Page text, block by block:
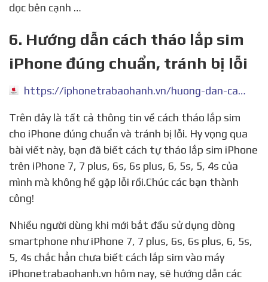
dọc bên cạnh …
6. Hướng dẫn cách tháo lắp sim
iPhone đúng chuẩn, tránh bị lỗi
https://iphonetrabaohanh.vn/huong-dan-cach-thao-lap-sim/
Trên đây là tất cả thông tin về cách tháo lắp sim
cho iPhone đúng chuẩn và tránh bị lỗi. Hy vọng qua
bài viết này, bạn đã biết cách tự tháo lắp sim iPhone
trên iPhone 7, 7 plus, 6s, 6s plus, 6, 5s, 5, 4s của
mình mà không hề gặp lỗi rồi.Chúc các bạn thành
công!
Nhiều người dùng khi mới bắt đầu sử dụng dòng
smartphone như iPhone 7, 7 plus, 6s, 6s plus, 6, 5s,
5, 4s chắc hẳn chưa biết cách lắp sim vào máy
iPhonetrabaohanh.vn hôm nay, sẽ hướng dẫn các